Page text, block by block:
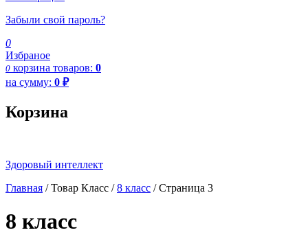
Забыли свой пароль?
0
Избраное
0 корзина товаров: 0
на сумму: 0 ₽
Корзина
Здоровый интеллект
Главная / Товар Класс /8 класс / Страница 3
8 класс